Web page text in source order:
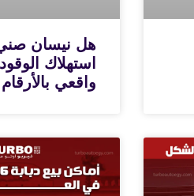
استهلاك
واقعي بالأرقام